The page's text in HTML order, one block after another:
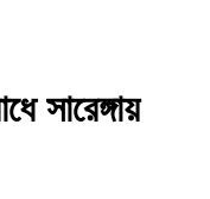
সারেঙ্গায়